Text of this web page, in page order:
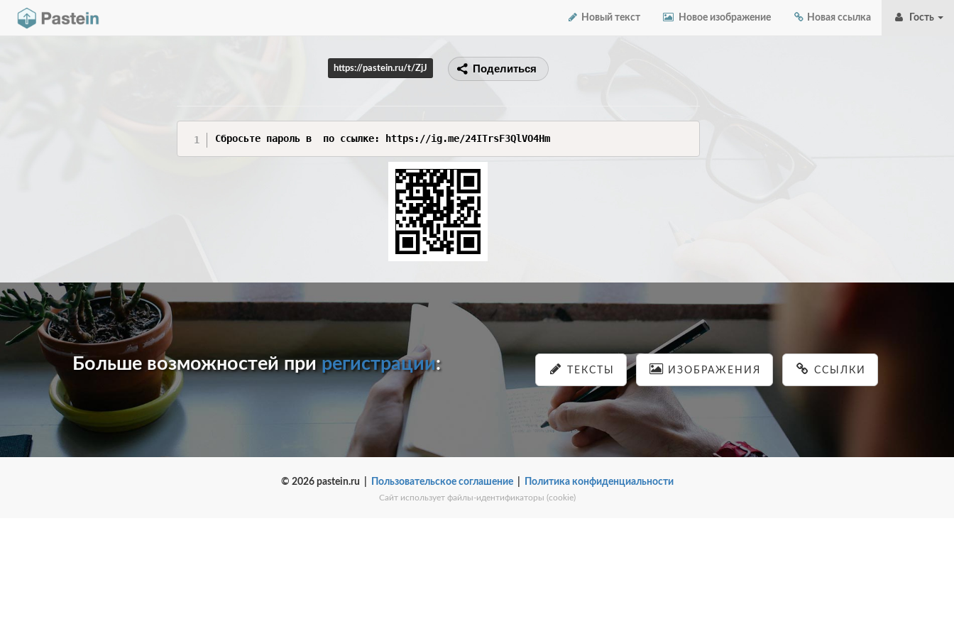
Новый текст Новое изображение Новая ссылка Гость
https://pastein.ru/t/ZjJ Поделиться
Сбросьте пароль в  по ссылке: https://ig.me/24ITrsF3QlVO4Hm
Больше возможностей прирегистрации: ТЕКСТЫ ИЗОБРАЖЕНИЯ ССЫЛКИ
© 2026 pastein.ru | Пользовательское соглашение| Политика конфиденциальности
Сайт использует файлы-идентификаторы (cookie)